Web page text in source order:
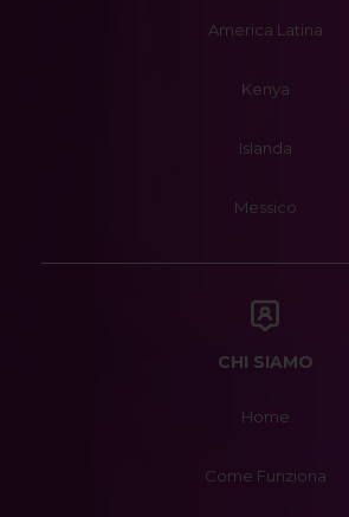
America Latina
Kenya
Islanda
Messico
CHI SIAMO
Home
Come Funziona